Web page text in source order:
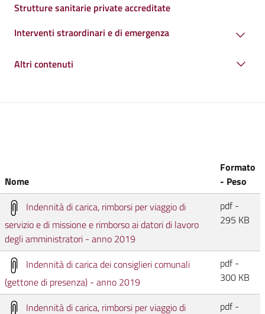
Strutture sanitarie private accreditate
Interventi straordinari e di emergenza
Altri contenuti
Nome
Formato
- Peso
Indennità di carica, rimborsi per viaggio di
servizio e di missione e rimborso ai datori di lavoro
degli amministratori - anno 2019
pdf -
295 KB
Indennità di carica dei consiglieri comunali
(gettone di presenza) - anno 2019
pdf -
300 KB
Indennità di carica, rimborsi per viaggio di
pdf -